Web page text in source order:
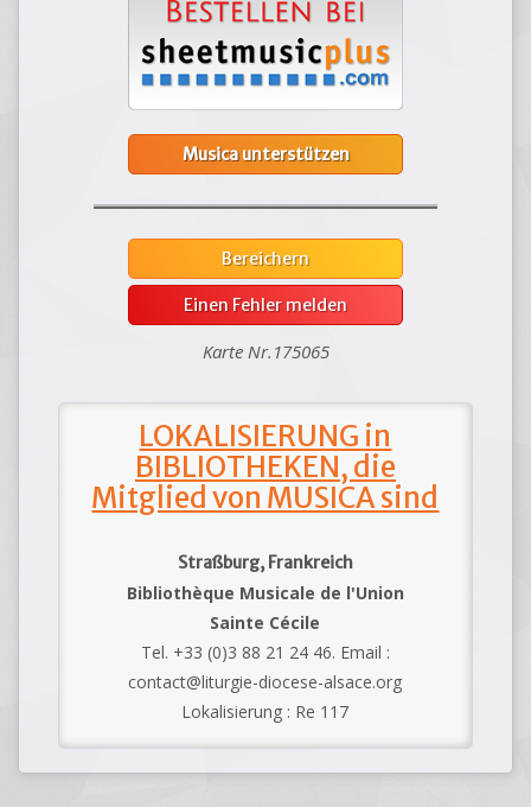
Musica unterstützen
Bereichern
Einen Fehler melden
Karte Nr.175065
LOKALISIERUNG in
BIBLIOTHEKEN, die
Mitglied von MUSICA sind
Straßburg, Frankreich
Bibliothèque Musicale de l'Union
Sainte Cécile
Tel. +33 (0)3 88 21 24 46. Email :
contact@liturgie-diocese-alsace.org
Lokalisierung : Re 117